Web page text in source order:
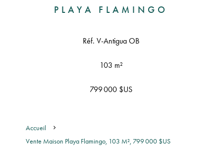
PLAYA FLAMINGO
Réf. V-Antigua OB
103 m²
799 000 $US
Accueil
Vente Maison Playa Flamingo, 103 M², 799 000 $US